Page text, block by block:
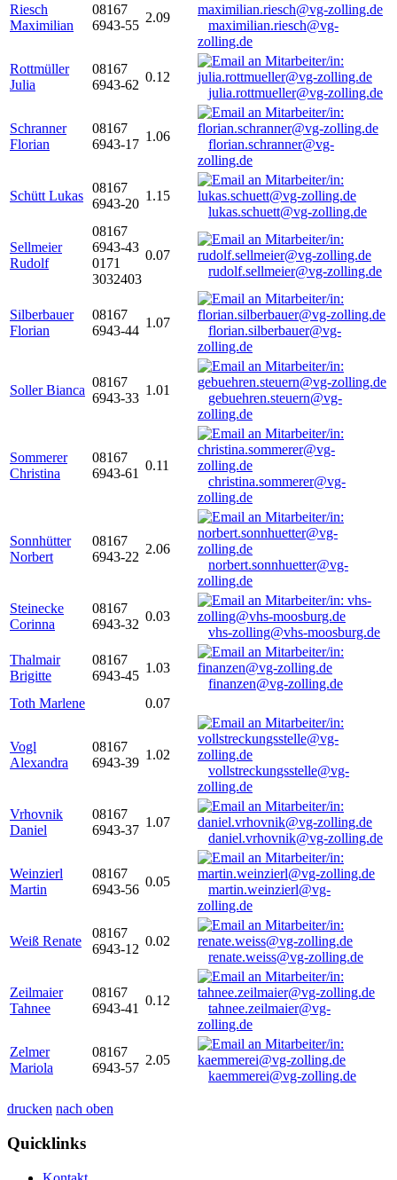
Riesch
Maximilian
08167
6943-55
2.09
maximilian.riesch@vg-
zolling.de
Rottmüller
Julia
08167
6943-62
0.12
julia.rottmueller@vg-zolling.de
Schranner
Florian
08167
6943-17
1.06
florian.schranner@vg-
zolling.de
Schütt Lukas
08167
6943-20
1.15
lukas.schuett@vg-zolling.de
Sellmeier
Rudolf
08167
6943-43
0171
3032403
0.07
rudolf.sellmeier@vg-zolling.de
Silberbauer
Florian
08167
6943-44
1.07
florian.silberbauer@vg-
zolling.de
Soller Bianca
08167
6943-33
1.01
gebuehren.steuern@vg-
zolling.de
Sommerer
Christina
08167
6943-61
0.11
christina.sommerer@vg-
zolling.de
Sonnhütter
Norbert
08167
6943-22
2.06
norbert.sonnhuetter@vg-
zolling.de
Steinecke
Corinna
08167
6943-32
0.03
vhs-zolling@vhs-moosburg.de
Thalmair
Brigitte
08167
6943-45
1.03
finanzen@vg-zolling.de
Toth Marlene
0.07
Vogl
Alexandra
08167
6943-39
1.02
vollstreckungsstelle@vg-
zolling.de
Vrhovnik
Daniel
08167
6943-37
1.07
daniel.vrhovnik@vg-zolling.de
Weinzierl
Martin
08167
6943-56
0.05
martin.weinzierl@vg-
zolling.de
Weiß Renate
08167
6943-12
0.02
renate.weiss@vg-zolling.de
Zeilmaier
Tahnee
08167
6943-41
0.12
tahnee.zeilmaier@vg-
zolling.de
Zelmer
Mariola
08167
6943-57
2.05
kaemmerei@vg-zolling.de
drucken nach oben
Quicklinks